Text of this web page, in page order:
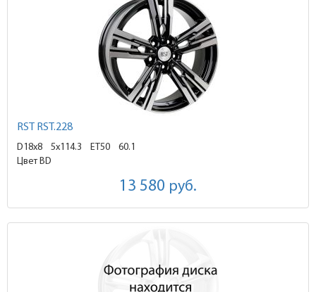
RST RST.228
D18x8 5x114.3 ET50
60.1
Цвет BD
13 580 руб.